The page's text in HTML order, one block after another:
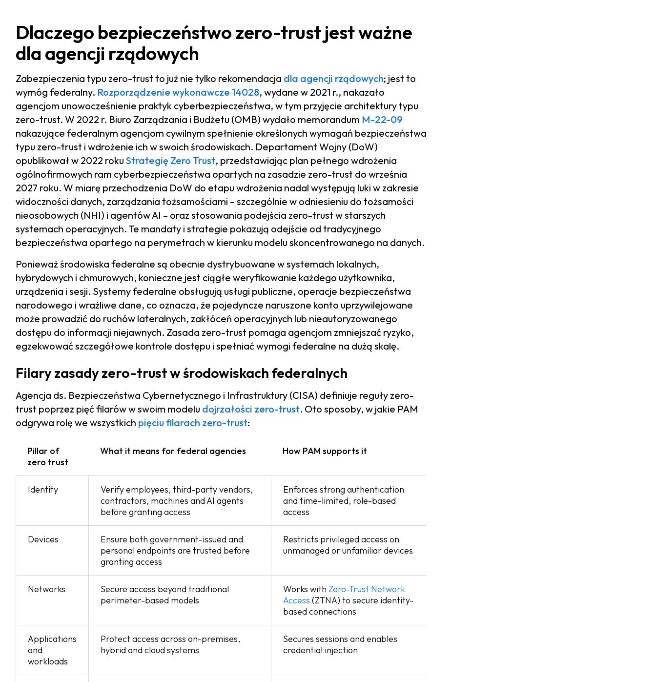
Dlaczego bezpieczeństwo zero-trust jest ważne
dla agencji rządowych
Zabezpieczenia typu zero-trust to już nie tylko rekomendacja dla agencji rządowych; jest to
wymóg federalny. Rozporządzenie wykonawcze 14028, wydane w 2021 r., nakazało
agencjom unowocześnienie praktyk cyberbezpieczeństwa, w tym przyjęcie architektury typu
zero-trust. W 2022 r. Biuro Zarządzania i Budżetu (OMB) wydało memorandum M-22-09
nakazujące federalnym agencjom cywilnym spełnienie określonych wymagań bezpieczeństwa
typu zero-trust i wdrożenie ich w swoich środowiskach. Departament Wojny (DoW)
opublikował w 2022 roku Strategię Zero Trust, przedstawiając plan pełnego wdrożenia
ogólnofirmowych ram cyberbezpieczeństwa opartych na zasadzie zero-trust do września
2027 roku. W miarę przechodzenia DoW do etapu wdrożenia nadal występują luki w zakresie
widoczności danych, zarządzania tożsamościami – szczególnie w odniesieniu do tożsamości
nieosobowych (NHI) i agentów AI – oraz stosowania podejścia zero-trust w starszych
systemach operacyjnych. Te mandaty i strategie pokazują odejście od tradycyjnego
bezpieczeństwa opartego na perymetrach w kierunku modelu skoncentrowanego na danych.
Ponieważ środowiska federalne są obecnie dystrybuowane w systemach lokalnych,
hybrydowych i chmurowych, konieczne jest ciągłe weryfikowanie każdego użytkownika,
urządzenia i sesji. Systemy federalne obsługują usługi publiczne, operacje bezpieczeństwa
narodowego i wrażliwe dane, co oznacza, że pojedyncze naruszone konto uprzywilejowane
może prowadzić do ruchów lateralnych, zakłóceń operacyjnych lub nieautoryzowanego
dostępu do informacji niejawnych. Zasada zero-trust pomaga agencjom zmniejszać ryzyko,
egzekwować szczegółowe kontrole dostępu i spełniać wymogi federalne na dużą skalę.
Filary zasady zero-trust w środowiskach federalnych
Agencja ds. Bezpieczeństwa Cybernetycznego i Infrastruktury (CISA) definiuje reguły zero-
trust poprzez pięć filarów w swoim modelu dojrzałości zero-trust. Oto sposoby, w jakie PAM
odgrywa rolę we wszystkich pięciu filarach zero-trust:
Pillar of
zero trust
What it means for federal agencies How PAM supports it
Identity
Verify employees, third-party vendors,
contractors, machines and AI agents
before granting access
Enforces strong authentication
and time-limited, role-based
access
Devices
Ensure both government-issued and
personal endpoints are trusted before
granting access
Restricts privileged access on
unmanaged or unfamiliar devices
Networks
Secure access beyond traditional
perimeter-based models
Works with Zero-Trust Network
Access (ZTNA) to secure identity-
based connections
Applications
and
workloads
Protect access across on-premises,
hybrid and cloud systems
Secures sessions and enables
credential injection